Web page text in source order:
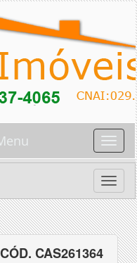
Toggle
Toggle
CAS261364